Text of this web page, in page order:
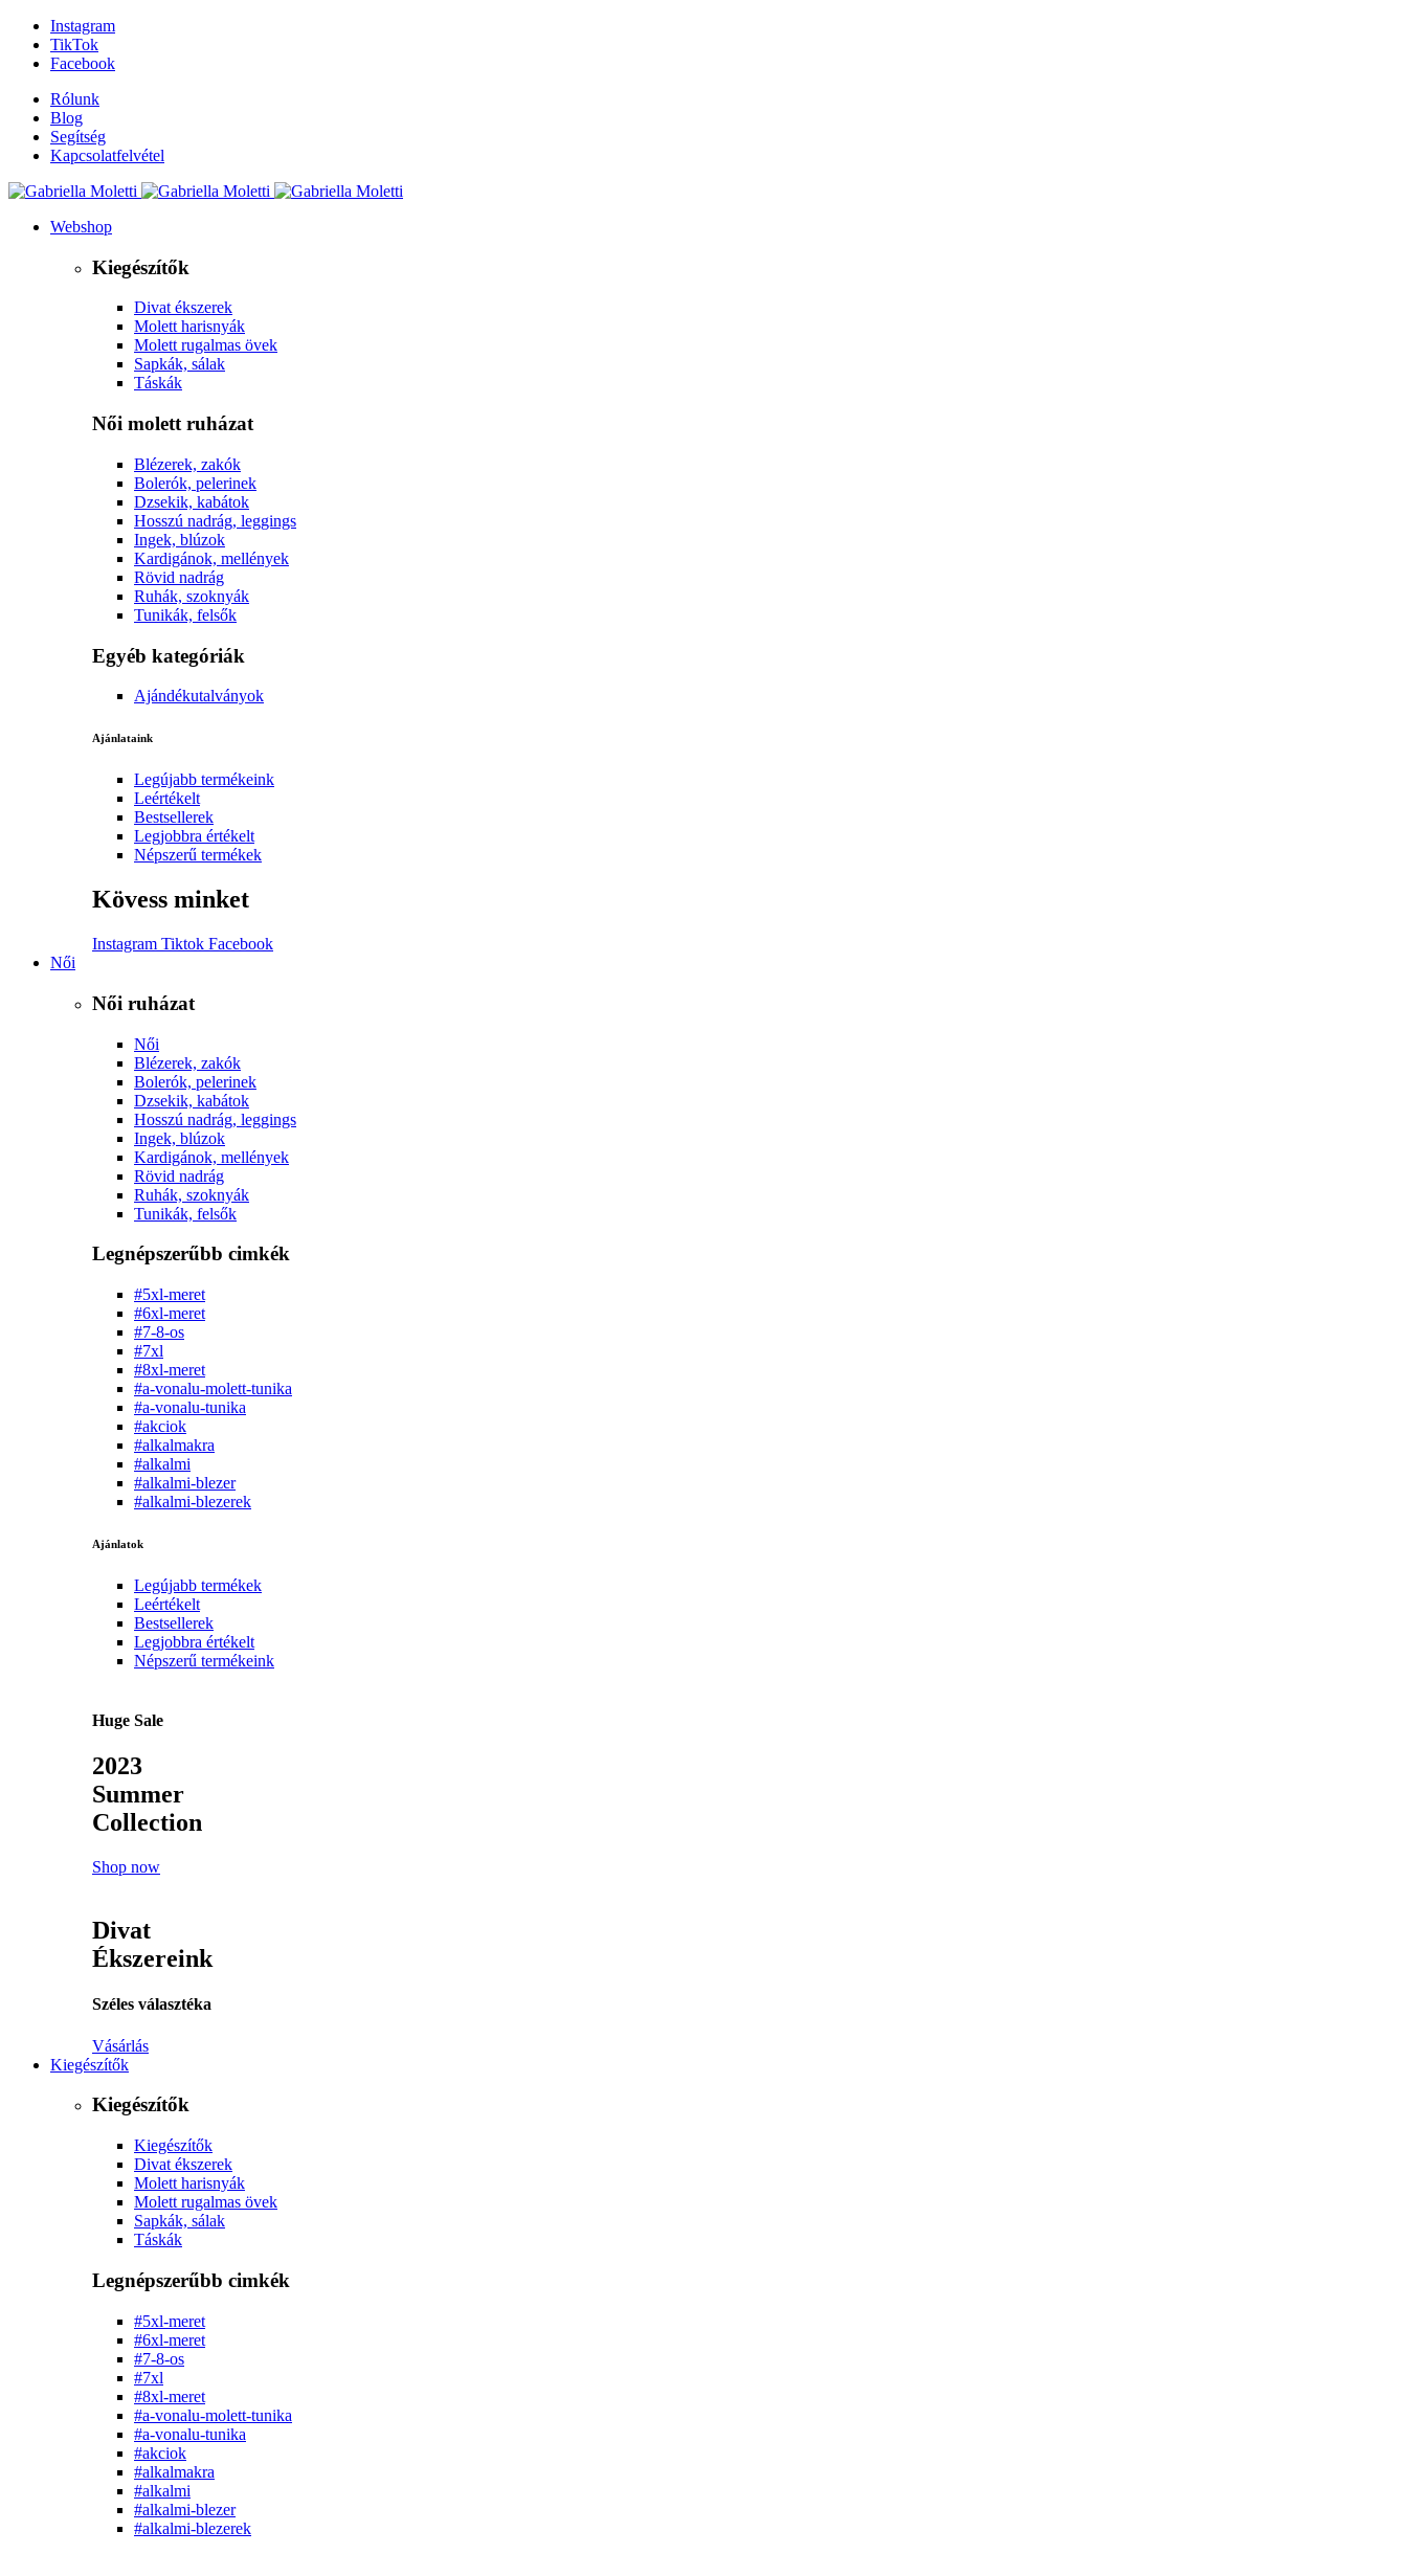
Instagram
TikTok
Facebook
Rólunk
Blog
Segítség
Kapcsolatfelvétel
Webshop
Kiegészítők
Divat ékszerek
Molett harisnyák
Molett rugalmas övek
Sapkák, sálak
Táskák
Női molett ruházat
Blézerek, zakók
Bolerók, pelerinek
Dzsekik, kabátok
Hosszú nadrág, leggings
Ingek, blúzok
Kardigánok, mellények
Rövid nadrág
Ruhák, szoknyák
Tunikák, felsők
Egyéb kategóriák
Ajándékutalványok
Ajánlataink
Legújabb termékeink
Leértékelt
Bestsellerek
Legjobbra értékelt
Népszerű termékek
Kövess minket
Instagram Tiktok Facebook
Női
Női ruházat
Női
Blézerek, zakók
Bolerók, pelerinek
Dzsekik, kabátok
Hosszú nadrág, leggings
Ingek, blúzok
Kardigánok, mellények
Rövid nadrág
Ruhák, szoknyák
Tunikák, felsők
Legnépszerűbb cimkék
#5xl-meret
#6xl-meret
#7-8-os
#7xl
#8xl-meret
#a-vonalu-molett-tunika
#a-vonalu-tunika
#akciok
#alkalmakra
#alkalmi
#alkalmi-blezer
#alkalmi-blezerek
Ajánlatok
Legújabb termékek
Leértékelt
Bestsellerek
Legjobbra értékelt
Népszerű termékeink
Huge Sale
2023
Summer
Collection
Shop now
Divat
Ékszereink
Széles választéka
Vásárlás
Kiegészítők
Kiegészítők
Kiegészítők
Divat ékszerek
Molett harisnyák
Molett rugalmas övek
Sapkák, sálak
Táskák
Legnépszerűbb cimkék
#5xl-meret
#6xl-meret
#7-8-os
#7xl
#8xl-meret
#a-vonalu-molett-tunika
#a-vonalu-tunika
#akciok
#alkalmakra
#alkalmi
#alkalmi-blezer
#alkalmi-blezerek